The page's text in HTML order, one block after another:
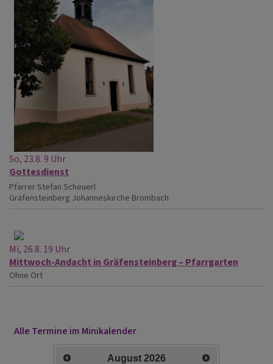
So, 23.8. 9 Uhr
Gottesdienst
Pfarrer Stefan Scheuerl
Gräfensteinberg Johanneskirche Brombach
Mi, 26.8. 19 Uhr
Mittwoch-Andacht in Gräfensteinberg – Pfarrgarten
Ohne Ort
Alle Termine im Minikalender
August 2026